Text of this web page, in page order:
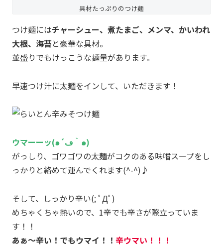
具材たっぷりのつけ麺
つけ麺にはチャーシュー、煮たまご、メンマ、かいわれ
大根、海苔と豪華な具材。
並盛りでもけっこうな麺量があります。
早速つけ汁に太麺をインして、いただきます！
ウマーーッ(๑´ڡ｀๑)
がっしり、ゴワゴワの太麺がコクのある味噌スープをし
っかりと絡めて運んでくれます(^-^)♪
そして、しっかり辛い(; ﾟДﾟ)
めちゃくちゃ熱いので、1辛でも辛さが際立っていま
す！！
あぁ～辛い！でもウマイ！！ 辛ウマい！！！